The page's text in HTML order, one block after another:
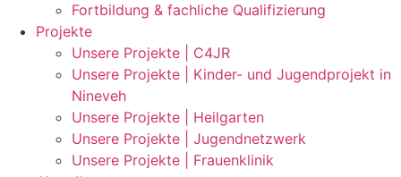
Fortbildung & fachliche Qualifizierung
Projekte
Unsere Projekte | C4JR
Unsere Projekte | Kinder- und Jugendprojekt in
Nineveh
Unsere Projekte | Heilgarten
Unsere Projekte | Jugendnetzwerk
Unsere Projekte | Frauenklinik